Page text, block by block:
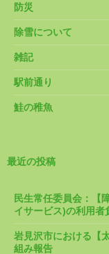
防災
除雪について
雑記
駅前通り
鮭の稚魚
最近の投稿
民生常任委員会：【
イサービス)の利用者
岩見沢市における【
組み報告